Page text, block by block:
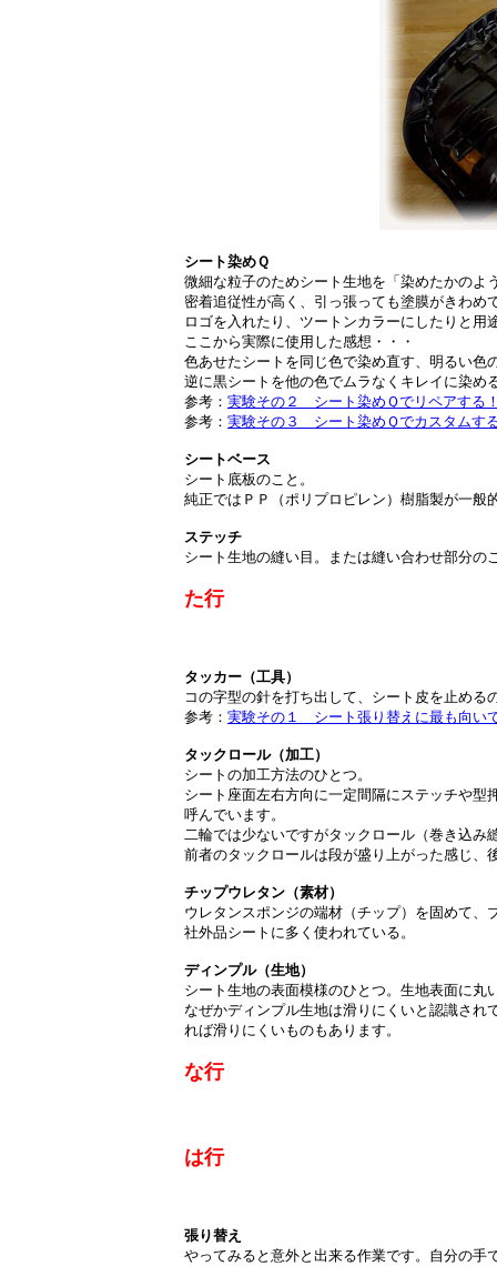
シート染めＱ
微細な粒子のためシート生地を「染めたかのよ
密着追従性が高く、引っ張っても塗膜がきわめ
ロゴを入れたり、ツートンカラーにしたりと用
ここから実際に使用した感想・・・
色あせたシートを同じ色で染め直す、明るい色
逆に黒シートを他の色でムラなくキレイに染め
参考： 実験その２ シート染めＱでリペアする
参考： 実験その３ シート染めＱでカスタムす
シートベース
シート底板のこと。
純正ではＰＰ（ポリプロピレン）樹脂製が一般
ステッチ
シート生地の縫い目。または縫い合わせ部分の
た行
タッカー（工具）
コの字型の針を打ち出して、シート皮を止める
参考： 実験その１ シート張り替えに最も向い
タックロール（加工）
シートの加工方法のひとつ。
シート座面左右方向に一定間隔にステッチや
呼んでいます。
二輪では少ないですがタックロール（巻き込み
前者のタックロールは段が盛り上がった感じ、
チップウレタン（素材）
ウレタンスポンジの端材（チップ）を固めて
社外品シートに多く使われている。
ディンプル（生地）
シート生地の表面模様のひとつ。生地表面に丸
なぜかディンプル生地は滑りにくいと認識され
れば滑りにくいものもあります。
な行
は行
張り替え
やってみると意外と出来る作業です。自分の手